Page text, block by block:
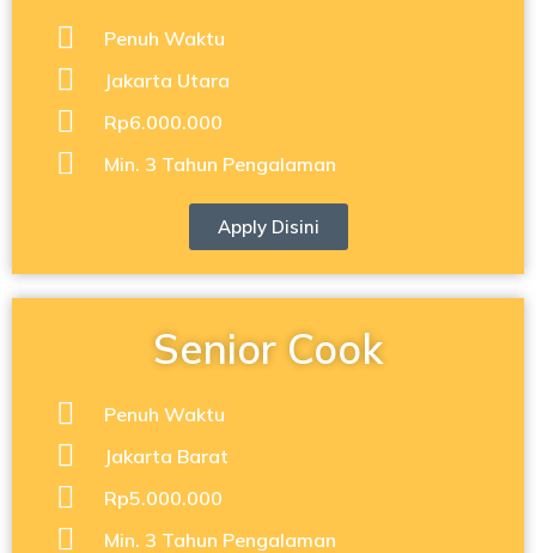
Penuh Waktu
Jakarta Utara
Rp6.000.000
Min. 3 Tahun Pengalaman
Apply Disini
Senior Cook
Penuh Waktu
Jakarta Barat
Rp5.000.000
Min. 3 Tahun Pengalaman